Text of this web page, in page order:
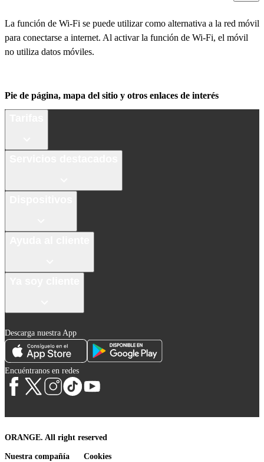
La función de Wi-Fi se puede utilizar como alternativa a la red móvil
para conectarse a internet. Al activar la función de Wi-Fi, el móvil
no utiliza datos móviles.
Pie de página, mapa del sitio y otros enlaces de interés
Descarga nuestra App
Encuéntranos en redes
ORANGE. All right reserved
Nuestra compañía Cookies